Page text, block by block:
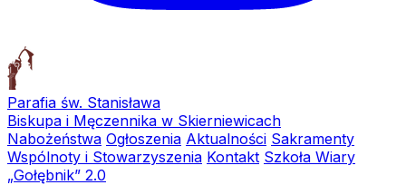
Parafia św. Stanisława
Biskupa i Męczennika w Skierniewicach
Nabożeństwa Ogłoszenia Aktualności Sakramenty
Wspólnoty i Stowarzyszenia Kontakt Szkoła Wiary
„Gołębnik” 2.0